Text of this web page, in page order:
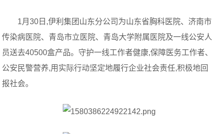
1月30日,伊利集团山东分公司为山东省胸科医院、济南市
传染病医院、青岛市立医院、青岛大学附属医院及一线公安人
员送去40500盒产品。守护一线工作者健康,保障医务工作者、
公安民警营养,用实际行动坚定地履行企业社会责任,积极地回
报社会。